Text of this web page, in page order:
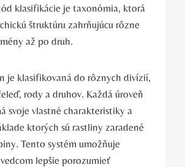
klasifikácie je taxonómia, ktorá
štruktúru zahrňujúcu rôzne
až po druh.
je klasifikovaná do rôznych divízií,
rody a druhov. Každá úroveň
svoje vlastné charakteristiky a
ktorých sú rastliny zaradené
Tento systém umožňuje
lepšie porozumieť